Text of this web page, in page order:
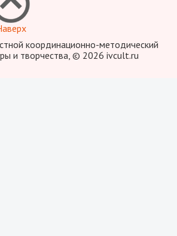
координационно-методический
и творчества, © 2026 ivcult.ru